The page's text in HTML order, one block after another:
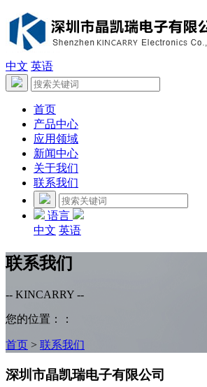
中文 英语
首页
产品中心
应用领域
新闻中心
关于我们
联系我们
语言
中文 英语
联系我们
-- KINCARRY --
您的位置：：
首页 > 联系我们
深圳市晶凯瑞电子有限公司